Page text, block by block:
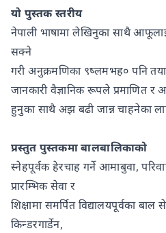
यो पुस्तक स्तरीय
नेपाली भाषामा लेखिनुका साथै
सक्ने
गरी अनुक्रमणिका ९ष्लमभह० पनि
जानकारी वैज्ञानिक रूपले प्रमाणित र
हुनुका साथै अझ बढी जान्न चाहनेका
प्रस्तुत पुस्तकमा बालबालिकाको
स्नेहपूर्वक हेरचाह गर्ने आमाबुवा,
प्रारम्भिक सेवा र
शिक्षामा समर्पित विद्यालयपूर्वका
किन्डरगार्डेन,